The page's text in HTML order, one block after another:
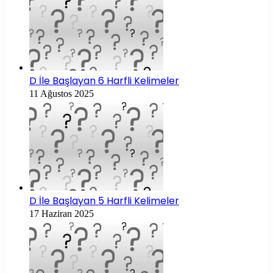
D İle Başlayan 6 Harfli Kelimeler
11 Ağustos 2025
D İle Başlayan 5 Harfli Kelimeler
17 Haziran 2025